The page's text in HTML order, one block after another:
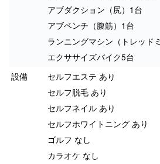
アブダクション（尻）1台
アブベンチ（腹筋）1台
ランニングマシン（トレッド
エクササイズバイク5台
設備
セルフエステ あり
セルフ脱毛 あり
セルフネイル あり
セルフホワイトニング あり
ゴルフ なし
カラオケ なし